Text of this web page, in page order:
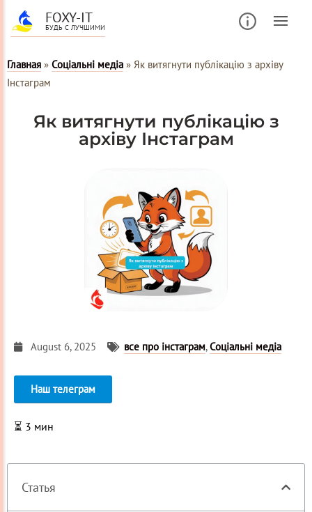
FOXY-IT
БУДЬ С ЛУЧШИМИ
Главная » Соціальні медіа » Як витягнути публікацію з архіву
Інстаграм
Як витягнути публікацію з
архіву Інстаграм
August 6, 2025 все про інстаграм,Соціальні медіа
Наш телеграм
⏳ 3 мин
Статья